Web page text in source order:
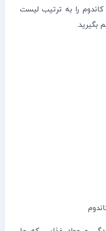
را به ترتیب لیست
بگیرید.